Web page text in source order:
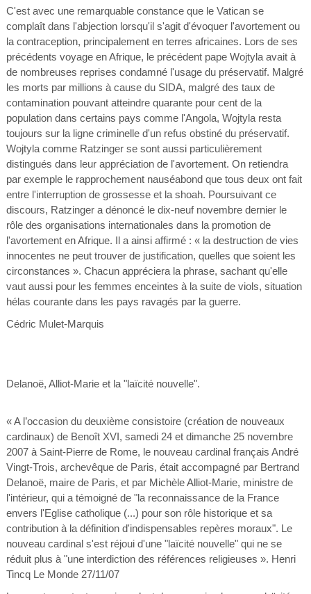
C'est avec une remarquable constance que le Vatican se
complaît dans l'abjection lorsqu'il s'agit d'évoquer l'avortement ou
la contraception, principalement en terres africaines. Lors de ses
précédents voyage en Afrique, le précédent pape Wojtyla avait à
de nombreuses reprises condamné l'usage du préservatif. Malgré
les morts par millions à cause du SIDA, malgré des taux de
contamination pouvant atteindre quarante pour cent de la
population dans certains pays comme l'Angola, Wojtyla resta
toujours sur la ligne criminelle d'un refus obstiné du préservatif.
Wojtyla comme Ratzinger se sont aussi particulièrement
distingués dans leur appréciation de l'avortement. On retiendra
par exemple le rapprochement nauséabond que tous deux ont fait
entre l'interruption de grossesse et la shoah. Poursuivant ce
discours, Ratzinger a dénoncé le dix-neuf novembre dernier le
rôle des organisations internationales dans la promotion de
l'avortement en Afrique. Il a ainsi affirmé : « la destruction de vies
innocentes ne peut trouver de justification, quelles que soient les
circonstances ». Chacun appréciera la phrase, sachant qu'elle
vaut aussi pour les femmes enceintes à la suite de viols, situation
hélas courante dans les pays ravagés par la guerre.
Cédric Mulet-Marquis
Delanoë, Alliot-Marie et la "laïcité nouvelle".
« A l’occasion du deuxième consistoire (création de nouveaux
cardinaux) de Benoît XVI, samedi 24 et dimanche 25 novembre
2007 à Saint-Pierre de Rome, le nouveau cardinal français André
Vingt-Trois, archevêque de Paris, était accompagné par Bertrand
Delanoë, maire de Paris, et par Michèle Alliot-Marie, ministre de
l'intérieur, qui a témoigné de "la reconnaissance de la France
envers l'Eglise catholique (...) pour son rôle historique et sa
contribution à la définition d'indispensables repères moraux". Le
nouveau cardinal s'est réjoui d'une "laïcité nouvelle" qui ne se
réduit plus à "une interdiction des références religieuses ». Henri
Tincq Le Monde 27/11/07